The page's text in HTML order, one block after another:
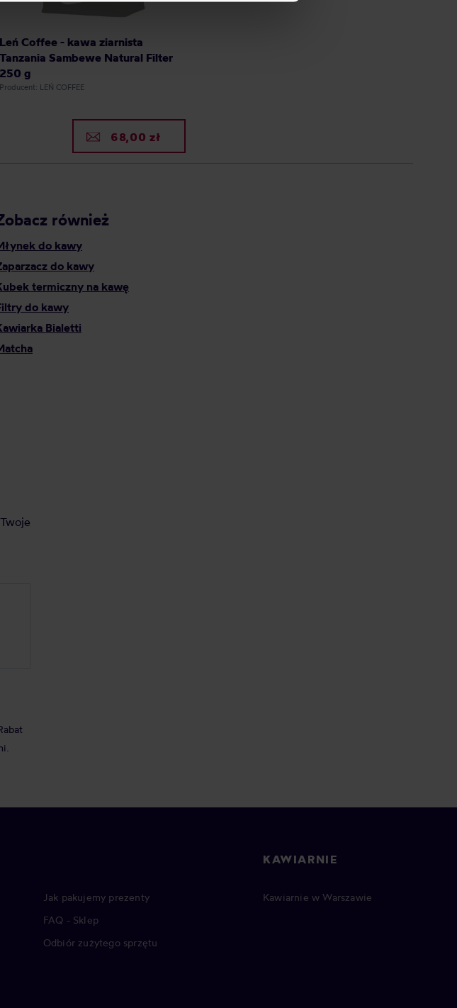
Leń Coffee - kawa ziarnista
Tanzania Sambewe Natural Filter
250 g
Producent: LEŃ COFFEE
68,00 zł
również
do kawy
do kawy
termiczny na kawę
do kawy
Bialetti
Rabat
Jak pakujemy prezenty
FAQ - Sklep
Odbiór zużytego sprzętu
KAWIARNIE
Kawiarnie w Warszawie